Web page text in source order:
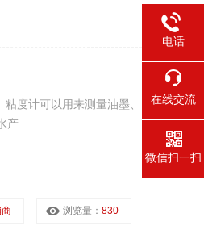
度计可以用来测量油墨、
产
浏览量： 830
电话
在线交流
微信扫一扫